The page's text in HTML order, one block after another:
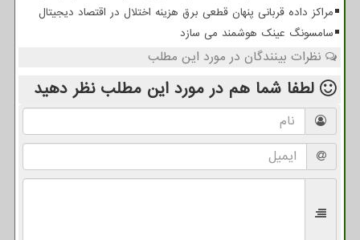
مراکز داده قربانی پنهان قطعی برق هزینه اختلال در اقتصاد دیجیتال
سامسونگ عینک هوشمند می سازد
نظرات بینندگان در مورد این مطلب
لطفا شما هم در مورد این مطلب نظر دهید